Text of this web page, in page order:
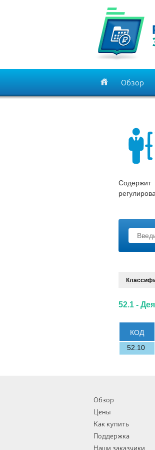
Обзор
Содержит
52.1 -
КОД
52.10
Обзор
Цены
Как купить
Поддержка
Наши заказчики